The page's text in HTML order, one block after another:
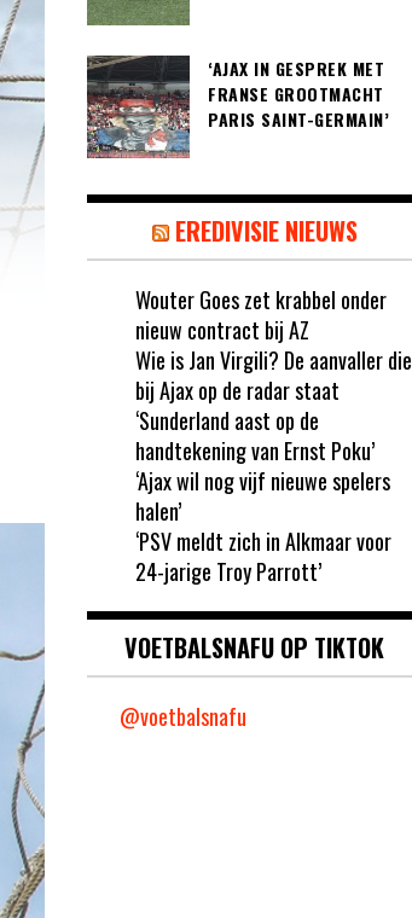
‘AJAX IN GESPREK MET
FRANSE GROOTMACHT
PARIS SAINT-GERMAIN’
EREDIVISIE NIEUWS
Wouter Goes zet krabbel onder
nieuw contract bij AZ
Wie is Jan Virgili? De aanvaller die
bij Ajax op de radar staat
‘Sunderland aast op de
handtekening van Ernst Poku’
‘Ajax wil nog vijf nieuwe spelers
halen’
‘PSV meldt zich in Alkmaar voor
24-jarige Troy Parrott’
VOETBALSNAFU OP TIKTOK
@voetbalsnafu